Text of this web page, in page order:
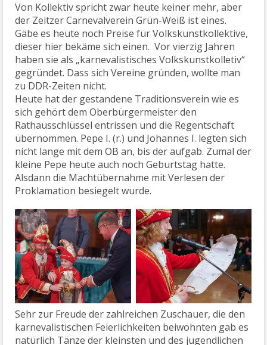
Von Kollektiv spricht zwar heute keiner mehr, aber
der Zeitzer Carnevalverein Grün-Weiß ist eines.
Gäbe es heute noch Preise für Volkskunstkollektive,
dieser hier bekäme sich einen. Vor vierzig Jahren
haben sie als „karnevalistisches Volkskunstkolletiv“
gegründet. Dass sich Vereine gründen, wollte man
zu DDR-Zeiten nicht.
Heute hat der gestandene Traditionsverein wie es
sich gehört dem Oberbürgermeister den
Rathausschlüssel entrissen und die Regentschaft
übernommen. Pepe I. (r.) und Johannes I. legten sich
nicht lange mit dem OB an, bis der aufgab. Zumal der
kleine Pepe heute auch noch Geburtstag hatte.
Alsdann die Machtübernahme mit Verlesen der
Proklamation besiegelt wurde.
Sehr zur Freude der zahlreichen Zuschauer, die den
karnevalistischen Feierlichkeiten beiwohnten gab es
natürlich Tänze der kleinsten und des jugendlichen